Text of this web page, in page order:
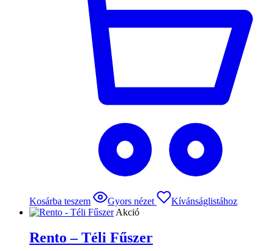
Kosárba teszem Gyors nézet
Kívánságlistához
Akció
Rento – Téli Fűszer